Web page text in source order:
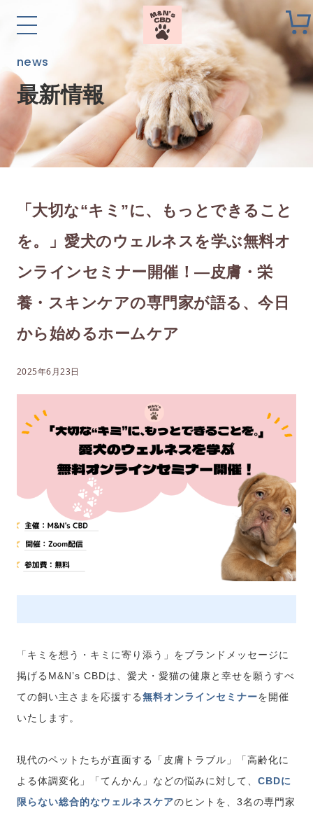
news
最新情報
「大切な“キミ”に、もっとできること
を。」愛犬のウェルネスを学ぶ無料オ
ンラインセミナー開催！―皮膚・栄
養・スキンケアの専門家が語る、今日
から始めるホームケア
2025年6月23日
「キミを想う・キミに寄り添う」をブランドメッセージに
掲げるM&N’s CBDは、愛犬・愛猫の健康と幸せを願うすべ
ての飼い主さまを応援する無料オンラインセミナーを開催
いたします。
現代のペットたちが直面する「皮膚トラブル」「高齢化に
よる体調変化」「てんかん」などの悩みに対して、 CBDに
限らない総合的なウェルネスケアのヒントを、3名の専門家